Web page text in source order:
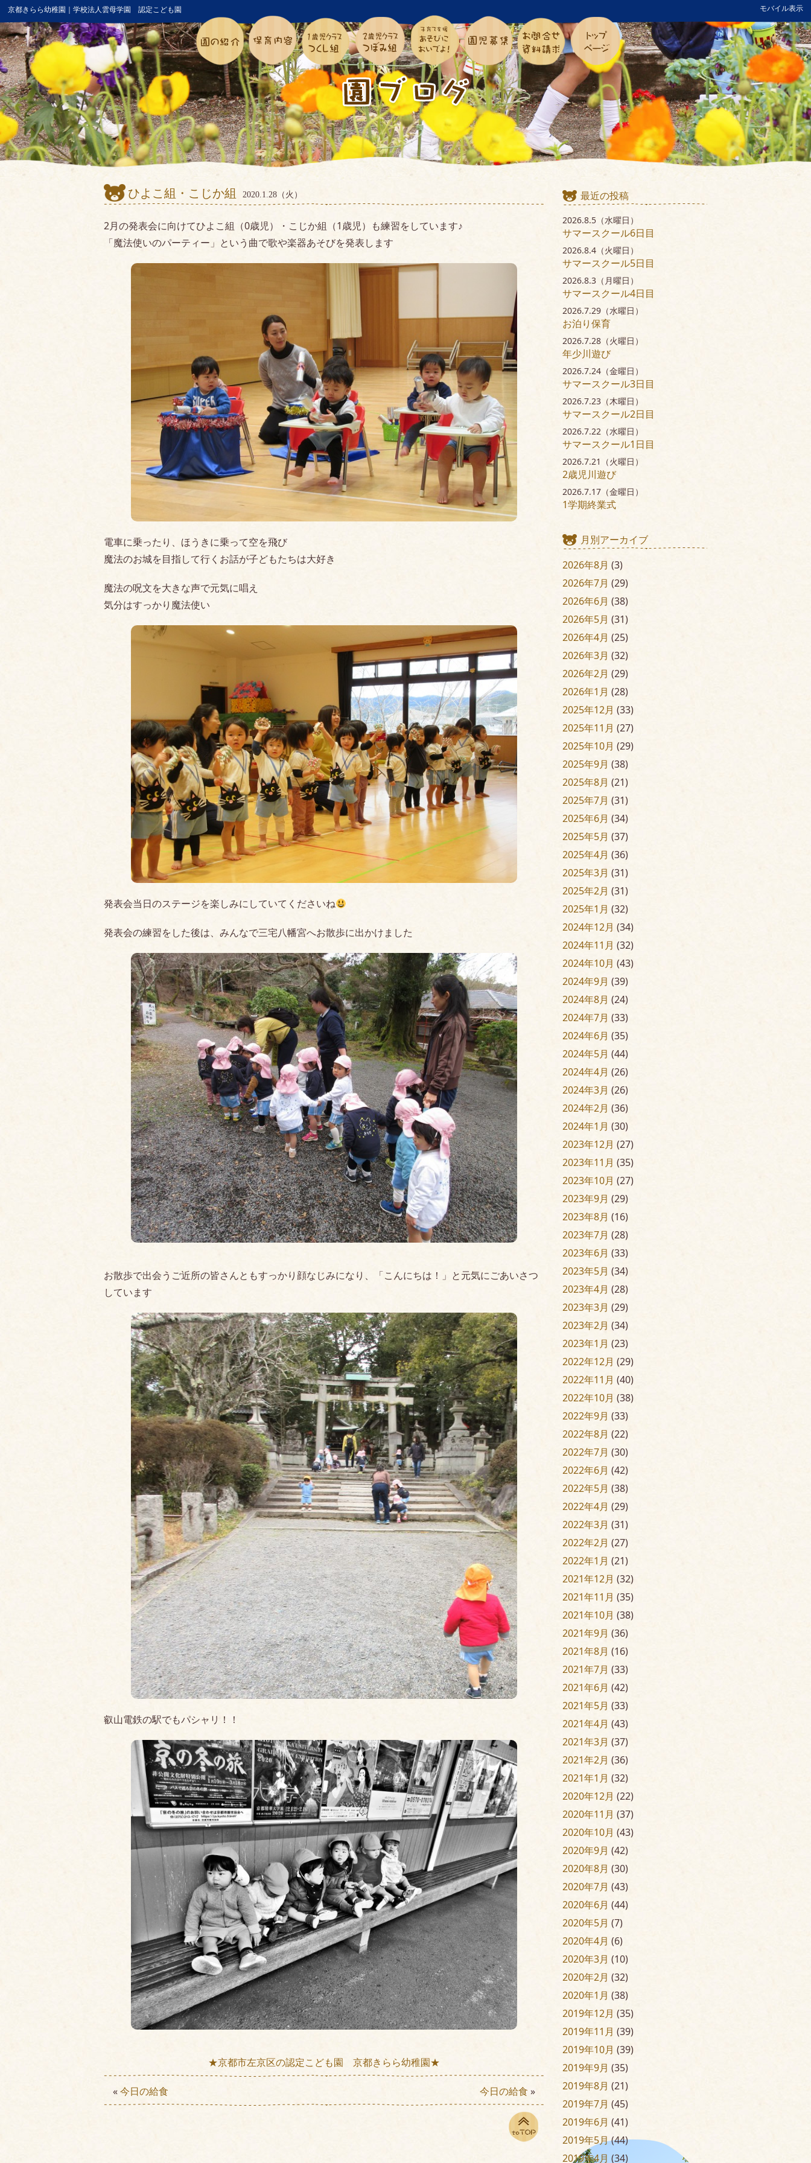
京都きらら幼稚園｜学校法人雲母学園 認定こども園 モバイル表示
ひよこ組・こじか組 2020.1.28（火）
2月の発表会に向けてひよこ組（0歳児）・こじか組（1歳児）も練習をしています♪
「魔法使いのパーティー」という曲で歌や楽器あそびを発表します
電車に乗ったり、ほうきに乗って空を飛び
魔法のお城を目指して行くお話が子どもたちは大好き
魔法の呪文を大きな声で元気に唱え
気分はすっかり魔法使い
発表会当日のステージを楽しみにしていてくださいね
発表会の練習をした後は、みんなで三宅八幡宮へお散歩に出かけました
お散歩で出会うご近所の皆さんともすっかり顔なじみになり、「こんにちは！」と元気にごあいさつ
しています
叡山電鉄の駅でもパシャリ！！
★京都市左京区の認定こども園 京都きらら幼稚園★
«今日の給食 今日の給食 »
最近の投稿
2026.8.5（水曜日）
サマースクール6日目
2026.8.4（火曜日）
サマースクール5日目
2026.8.3（月曜日）
サマースクール4日目
2026.7.29（水曜日）
お泊り保育
2026.7.28（火曜日）
年少川遊び
2026.7.24（金曜日）
サマースクール3日目
2026.7.23（木曜日）
サマースクール2日目
2026.7.22（水曜日）
サマースクール1日目
2026.7.21（火曜日）
2歳児川遊び
2026.7.17（金曜日）
1学期終業式
月別アーカイブ
2026年8月 (3)
2026年7月 (29)
2026年6月 (38)
2026年5月 (31)
2026年4月 (25)
2026年3月 (32)
2026年2月 (29)
2026年1月 (28)
2025年12月 (33)
2025年11月 (27)
2025年10月 (29)
2025年9月 (38)
2025年8月 (21)
2025年7月 (31)
2025年6月 (34)
2025年5月 (37)
2025年4月 (36)
2025年3月 (31)
2025年2月 (31)
2025年1月 (32)
2024年12月 (34)
2024年11月 (32)
2024年10月 (43)
2024年9月 (39)
2024年8月 (24)
2024年7月 (33)
2024年6月 (35)
2024年5月 (44)
2024年4月 (26)
2024年3月 (26)
2024年2月 (36)
2024年1月 (30)
2023年12月 (27)
2023年11月 (35)
2023年10月 (27)
2023年9月 (29)
2023年8月 (16)
2023年7月 (28)
2023年6月 (33)
2023年5月 (34)
2023年4月 (28)
2023年3月 (29)
2023年2月 (34)
2023年1月 (23)
2022年12月 (29)
2022年11月 (40)
2022年10月 (38)
2022年9月 (33)
2022年8月 (22)
2022年7月 (30)
2022年6月 (42)
2022年5月 (38)
2022年4月 (29)
2022年3月 (31)
2022年2月 (27)
2022年1月 (21)
2021年12月 (32)
2021年11月 (35)
2021年10月 (38)
2021年9月 (36)
2021年8月 (16)
2021年7月 (33)
2021年6月 (42)
2021年5月 (33)
2021年4月 (43)
2021年3月 (37)
2021年2月 (36)
2021年1月 (32)
2020年12月 (22)
2020年11月 (37)
2020年10月 (43)
2020年9月 (42)
2020年8月 (30)
2020年7月 (43)
2020年6月 (44)
2020年5月 (7)
2020年4月 (6)
2020年3月 (10)
2020年2月 (32)
2020年1月 (38)
2019年12月 (35)
2019年11月 (39)
2019年10月 (39)
2019年9月 (35)
2019年8月 (21)
2019年7月 (45)
2019年6月 (41)
2019年5月(44)
2019年4月 (34)